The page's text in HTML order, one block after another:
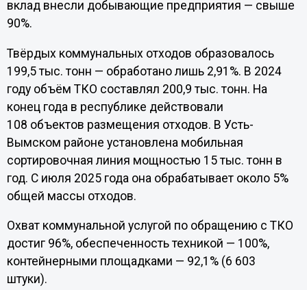
вклад внесли добывающие предприятия — свыше
90%.
Твёрдых коммунальных отходов образовалось
199,5 тыс. тонн — обработано лишь 2,91%. В 2024
году объём ТКО составлял 200,9 тыс. тонн. На
конец года в республике действовали
108 объектов размещения отходов. В Усть-
Вымском районе установлена мобильная
сортировочная линия мощностью 15 тыс. тонн в
год. С июля 2025 года она обрабатывает около 5%
общей массы отходов.
Охват коммунальной услугой по обращению с ТКО
достиг 96%, обеспеченность техникой — 100%,
контейнерными площадками — 92,1% (6 603
штуки).